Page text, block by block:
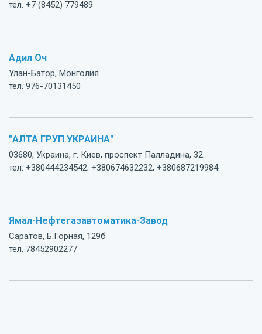
тел. +7 (8452) 779489
Адил Оч
Улан-Батор, Монголия
тел. 976-70131450
"АЛТА ГРУП УКРАИНА"
03680, Украина, г. Киев, проспект Палладина, 32.
тел. +380444234542; +380674632232; +380687219984.
Ямал-Нефтегазавтоматика-Завод
Саратов, Б.Горная, 129б
тел. 78452902277